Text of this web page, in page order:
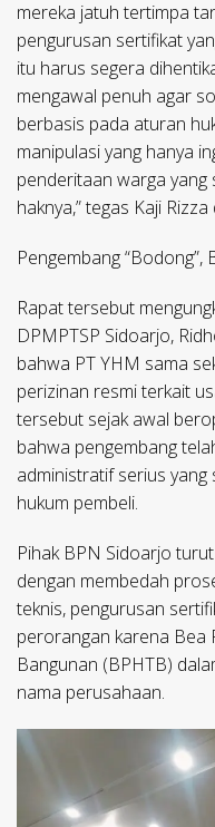
mereka jatuh tertimpa
pengurusan sertifikat
itu harus segera
mengawal penuh agar
berbasis pada aturan
manipulasi yang hanya
penderitaan warga
haknya,” tegas Kaji
​Pengembang
​Rapat tersebut
DPMPTSP Sidoarjo,
bahwa PT YHM sama
perizinan resmi terkait
tersebut sejak awal
bahwa pengembang
administratif serius yang
hukum pembeli.
​Pihak BPN Sidoarjo
dengan membedah
teknis, pengurusan
perorangan karena Bea
Bangunan (BPHTB)
nama perusahaan.